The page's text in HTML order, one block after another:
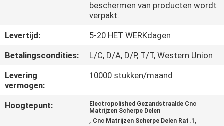
NIEUWS
VRAAG
EEN
beschermen van producten wordt
verpakt.
Levertijd:
5-20 HET WERKdagen
Betalingscondities:
L/C, D/A, D/P, T/T, Western Union
Levering
vermogen:
10000 stukken/maand
Hoogtepunt:
Electropolished Gezandstraalde Cnc
Matrijzen Scherpe Delen
, Cnc Matrijzen Scherpe Delen Ra1.1 ,